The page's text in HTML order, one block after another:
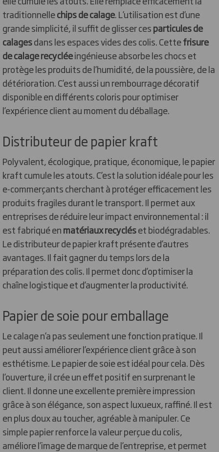
traditionnellechips de calage. L’utilisation est d’une
grande simplicité, il suffit de glisser cesparticules de
calagesdans les espaces vides des colis. Cettefrisure
de calage recycléeingénieuse absorbe les chocs et
protège les produits de l’humidité, de la poussière, de la
détérioration. C’est aussi un rembourrage décoratif
disponible en différents coloris pour optimiser
l’expérience client au moment du déballage.
Distributeur de papier kraft
Polyvalent, écologique, pratique, économique, le papier
kraft cumule les atouts. C’est la solution idéale pour les
e-commerçants cherchant à protéger efficacement les
produits fragiles durant le transport. Il permet aux
entreprises de réduire leur impact environnemental : il
est fabriqué enmatériaux recycléset biodégradables.
Le distributeur de papier kraft présente d’autres
avantages. Il fait gagner du temps lors de la
préparation des colis. Il permet donc d’optimiser la
chaîne logistique et d’augmenter la productivité.
Papier de soie pour emballage
Le calage n’a pas seulement une fonction pratique. Il
peut aussi améliorer l’expérience client grâce à son
esthétisme. Le papier de soie est idéal pour cela. Dès
l’ouverture, il crée un effet positif en surprenant le
client. Il donne une excellente première impression
grâce à son élégance, son aspect luxueux, raffiné. Il est
en plus doux au toucher, agréable à manipuler. Ce
simple papier renforce la valeur perçue du colis,
améliore l’image de marque de l’entreprise, et permet